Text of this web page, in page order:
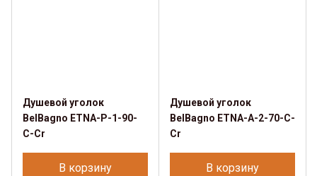
Душевой уголок
BelBagno ETNA-P-1-90-
C-Cr
В корзину
Душевой уголок
BelBagno ETNA-A-2-70-C-
Cr
В корзину